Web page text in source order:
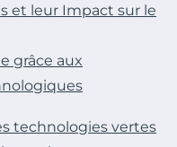
et leur Impact sur le
grâce aux
technologies vertes